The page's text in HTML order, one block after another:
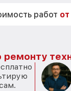
работ
ремонту